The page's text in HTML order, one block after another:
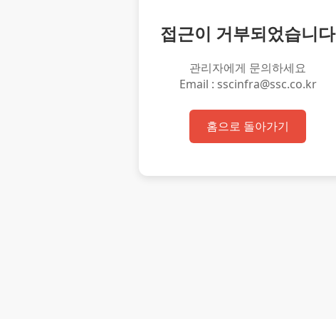
접근이 거부되었습니다
관리자에게 문의하세요
Email : sscinfra@ssc.co.kr
홈으로 돌아가기